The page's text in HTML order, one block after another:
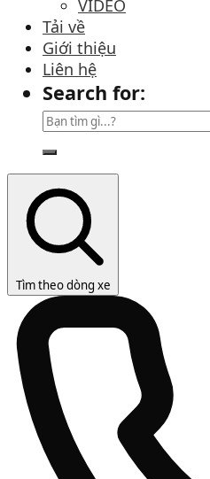
VIDEO
Tải về
Giới thiệu
Liên hệ
Search for:
Tìm theo dòng xe